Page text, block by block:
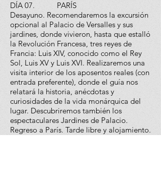
DÍA 07. PARÍS
Desayuno. Recomendaremos la excursión
opcional al Palacio de Versalles y sus
jardines, donde vivieron, hasta que estalló
la Revolución Francesa, tres reyes de
Francia: Luis XIV, conocido como el Rey
Sol, Luis XV y Luis XVI. Realizaremos una
visita interior de los aposentos reales (con
entrada preferente), donde el guía nos
relatará la historia, anécdotas y
curiosidades de la vida monárquica del
lugar. Descubriremos también los
espectaculares Jardines de Palacio.
Regreso a París. Tarde libre y alojamiento.